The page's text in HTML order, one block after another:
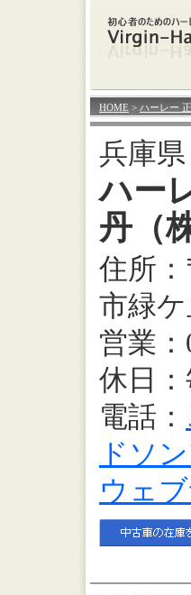
HOME > ハーレー
兵庫
ハー
丹（
住所
市緑ケ
営業：
休日
電話：
ドソ
ウェ